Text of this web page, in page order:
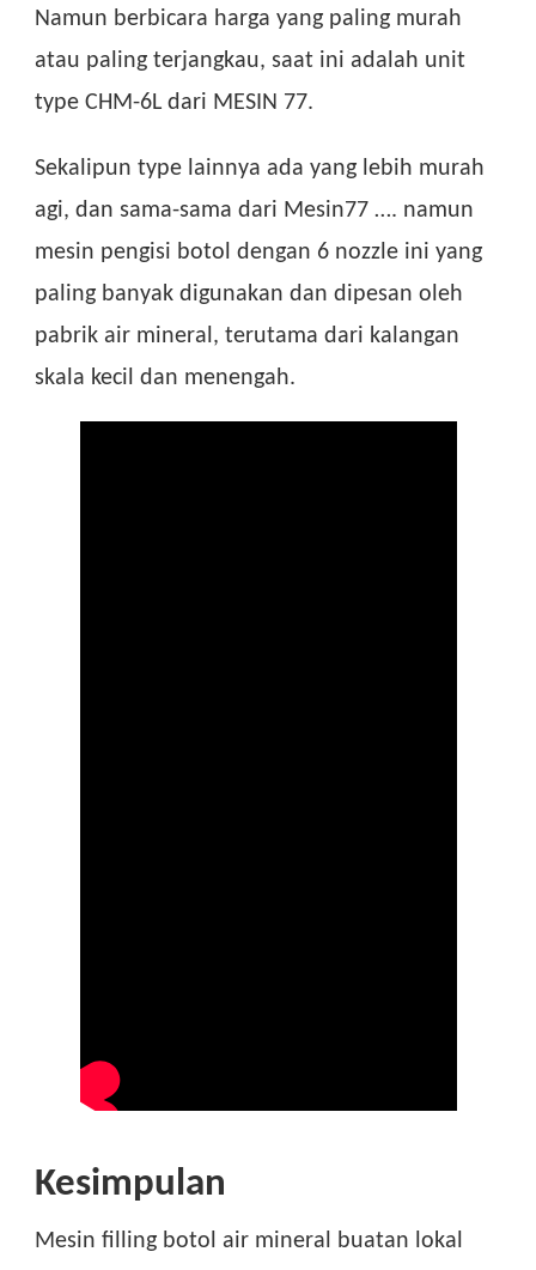
Namun berbicara harga yang paling murah
atau paling terjangkau, saat ini adalah unit
type CHM-6L dari MESIN 77.
Sekalipun type lainnya ada yang lebih murah
agi, dan sama-sama dari Mesin77 …. namun
mesin pengisi botol dengan 6 nozzle ini yang
paling banyak digunakan dan dipesan oleh
pabrik air mineral, terutama dari kalangan
skala kecil dan menengah.
Kesimpulan
Mesin filling botol air mineral buatan lokal